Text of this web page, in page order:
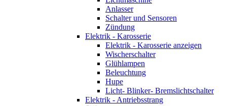
Anlasser
Schalter und Sensoren
Zündung
Elektrik - Karosserie
Elektrik - Karosserie anzeigen
Wischerschalter
Glühlampen
Beleuchtung
Hupe
Licht- Blinker- Bremslichtschalter
Elektrik - Antriebsstrang